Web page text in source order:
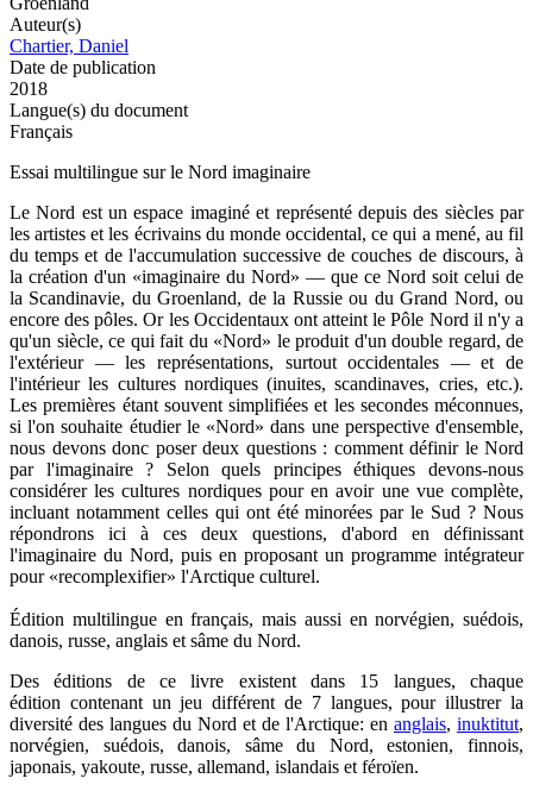
Auteur(s)
Chartier, Daniel
Date de publication
2018
Langue(s) du document
Français
Essai multilingue sur le Nord imaginaire
Le Nord est un espace imaginé et représenté depuis des siècles par
les artistes et les écrivains du monde occidental, ce qui a mené, au fil
du temps et de l'accumulation successive de couches de discours, à
la création d'un «imaginaire du Nord» — que ce Nord soit celui de
la Scandinavie, du Groenland, de la Russie ou du Grand Nord, ou
encore des pôles. Or les Occidentaux ont atteint le Pôle Nord il n'y a
qu'un siècle, ce qui fait du «Nord» le produit d'un double regard, de
l'extérieur — les représentations, surtout occidentales — et de
l'intérieur les cultures nordiques (inuites, scandinaves, cries, etc.).
Les premières étant souvent simplifiées et les secondes méconnues,
si l'on souhaite étudier le «Nord» dans une perspective d'ensemble,
nous devons donc poser deux questions : comment définir le Nord
par l'imaginaire ? Selon quels principes éthiques devons-nous
considérer les cultures nordiques pour en avoir une vue complète,
incluant notamment celles qui ont été minorées par le Sud ? Nous
répondrons ici à ces deux questions, d'abord en définissant
l'imaginaire du Nord, puis en proposant un programme intégrateur
pour «recomplexifier» l'Arctique culturel.
Édition multilingue en français, mais aussi en norvégien, suédois,
danois, russe, anglais et sâme du Nord.
Des éditions de ce livre existent dans 15 langues, chaque
édition contenant un jeu différent de 7 langues, pour illustrer la
diversité des langues du Nord et de l'Arctique: en anglais, inuktitut,
norvégien, suédois, danois, sâme du Nord, estonien, finnois,
japonais, yakoute, russe, allemand, islandais et féroïen.